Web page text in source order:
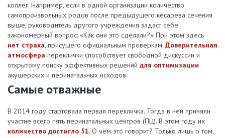
коллег. Например, если в одной организации количество
самопроизвольных родов после предыдущего кесарева сечения
выше, руководитель другого учреждения задаст себе
закономерный вопрос: «Как они это сделали?» При этом здесь
нет страха, присущего официальным проверкам. Доверительная
атмосфера переклички способствует свободной дискуссии и
открытому поиску эффективных решений для оптимизации
акушерских и перинатальных исходов.
Самые отважные
В 2014 году стартовала первая перекличка. Тогда в ней приняли
участие всего пять перинатальных центров (ПЦ). В этом году их
количество достигло 51. О чём это говорит? Только лишь о том,